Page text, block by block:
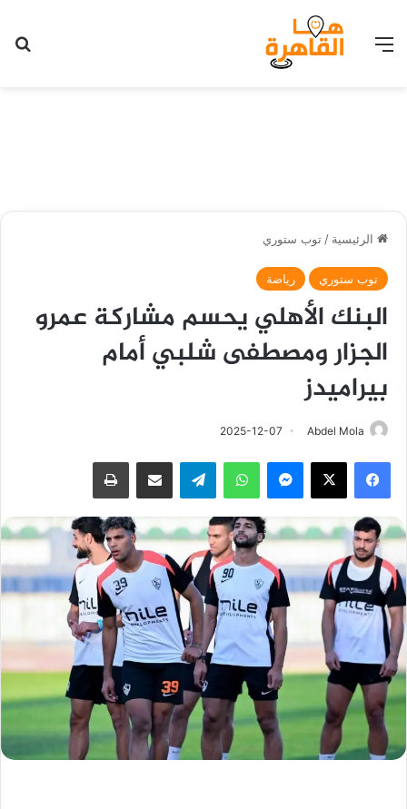
القائمة
الرئيسية / توب ستوري
توب ستوري رياضة
البنك الأهلي يحسم مشاركة عمرو
الجزار ومصطفى شلبي أمام
بيراميدز
Abdel Mola
2025-12-07
فيسبوك ‫X ماسنجر واتساب تيلقرام مشاركة عبر البريد طباعة